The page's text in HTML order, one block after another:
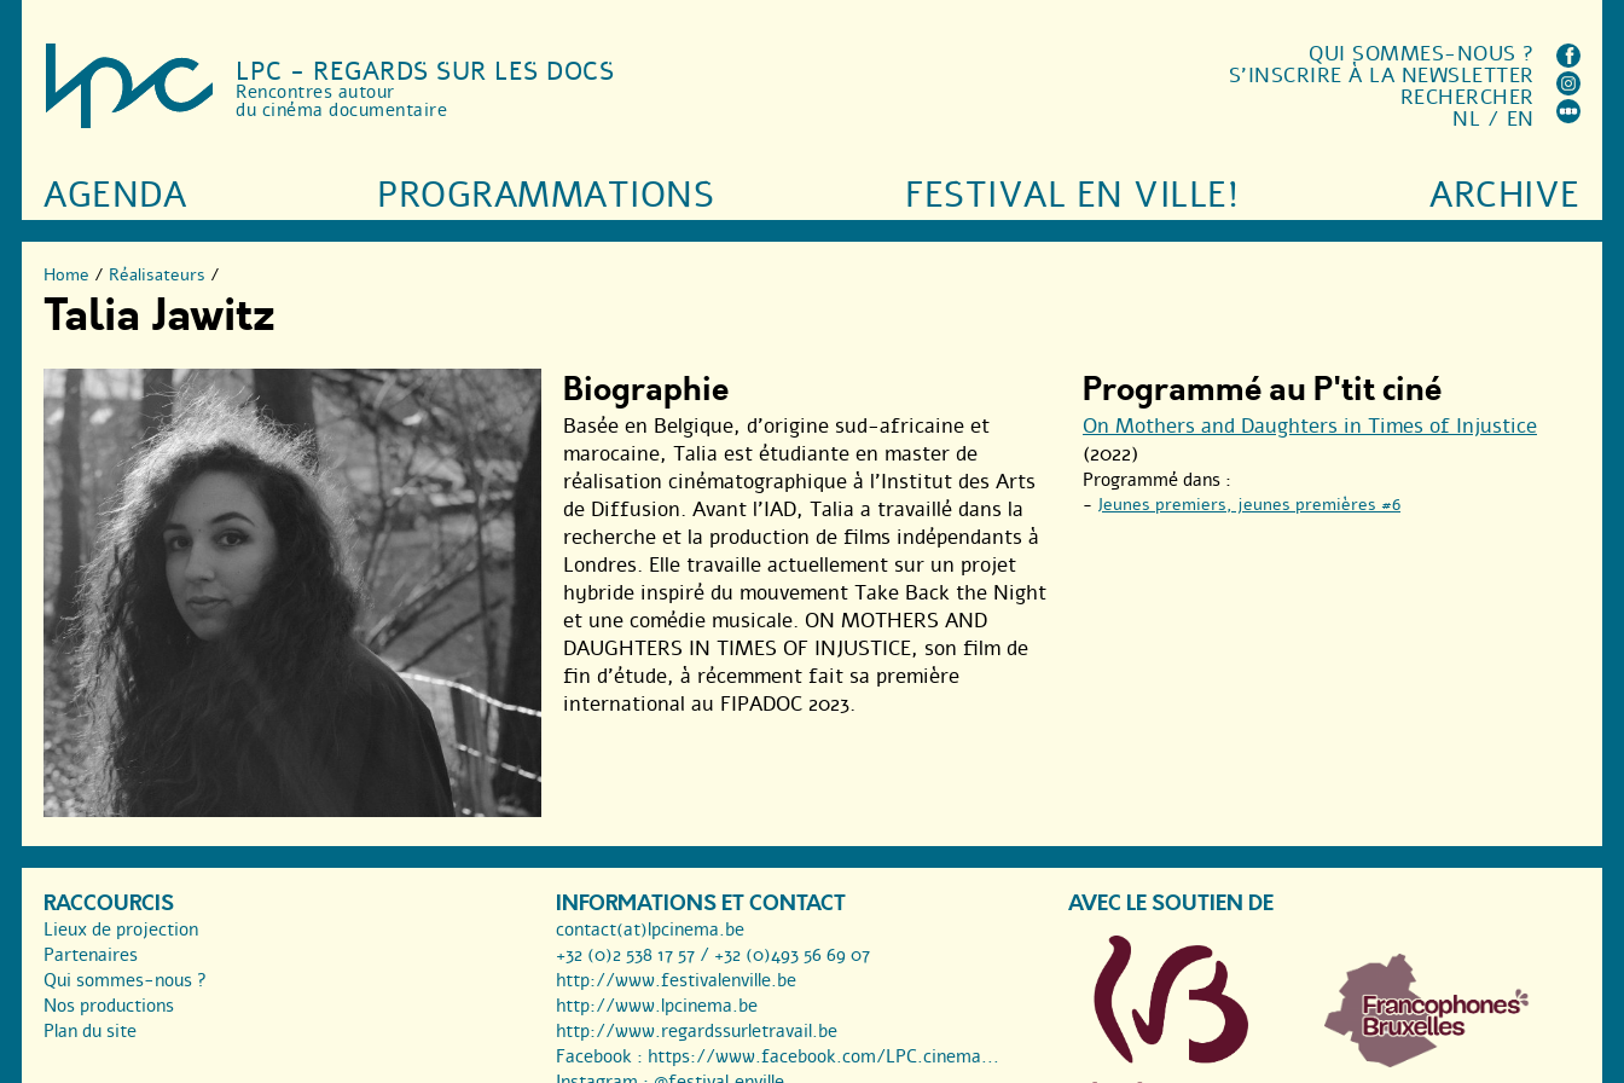
LPC - REGARDS SUR LES DOCS
Rencontres autour
du cinéma documentaire
AGENDA PROGRAMMATIONS FESTIVAL EN VILLE! ARCHIVE
QUI SOMMES-NOUS ?
S'INSCRIRE À LA NEWSLETTER
RECHERCHER
NL / EN
Home / Réalisateurs /
Talia Jawitz
Biographie
Basée en Belgique, d’origine sud-africaine et
marocaine, Talia est étudiante en master de
réalisation cinématographique à l’Institut des Arts
de Diffusion. Avant l’IAD, Talia a travaillé dans la
recherche et la production de films indépendants à
Londres. Elle travaille actuellement sur un projet
hybride inspiré du mouvement Take Back the Night
et une comédie musicale. ON MOTHERS AND
DAUGHTERS IN TIMES OF INJUSTICE, son film de
fin d’étude, à récemment fait sa première
international au FIPADOC 2023.
Programmé au P'tit ciné
On Mothers and Daughters in Times of Injustice
(2022)
Programmé dans :
- Jeunes premiers, jeunes premières #6
RACCOURCIS
Lieux de projection
Partenaires
Qui sommes-nous ?
Nos productions
Plan du site
INFORMATIONS ET CONTACT
contact(at)lpcinema.be
+32 (0)2 538 17 57 / +32 (0)493 56 69 07
http://www.festivalenville.be
http://www.lpcinema.be
http://www.regardssurletravail.be
Facebook : https://www.facebook.com/LPC.cinema...
AVEC LE SOUTIEN DE